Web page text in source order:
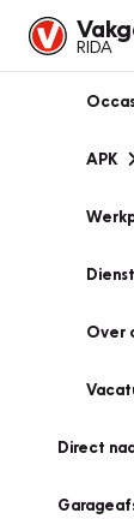
RIDA
APK
Over
Direct